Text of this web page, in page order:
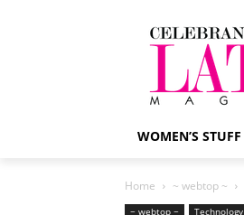
WOMEN’S STUFF
Home ~ webtop ~
~ webtop ~ Technology